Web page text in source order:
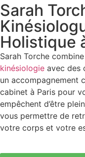
Sarah
Holistique
Sarah Torche
kinésiologie avec des
un accompagnement
cabinet à Paris pour
empêchent d’être
vous permettre de
votre corps et votre